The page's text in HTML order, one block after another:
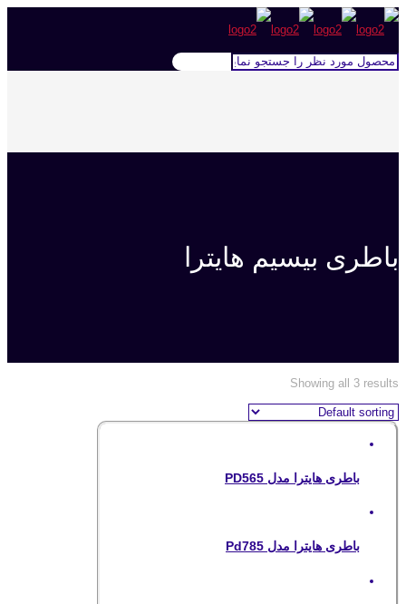
باطری بیسیم هایترا
Showing all 3 results
باطری هایترا مدل PD565
باطری هایترا مدل Pd785